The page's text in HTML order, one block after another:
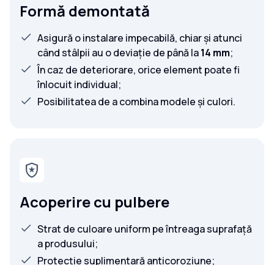
Formă demontată
Asigură o instalare impecabilă, chiar și atunci
când stâlpii au o deviație de până la14 mm;
În caz de deteriorare, orice element poate fi
înlocuit individual;
Posibilitatea de a combina modele și culori.
Acoperire cu pulbere
Strat de culoare uniform pe întreaga suprafață
a produsului;
Protecție suplimentară anticoroziune;